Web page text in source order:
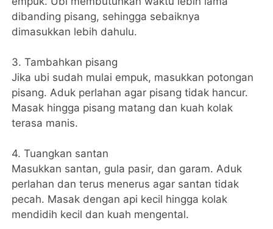
dibanding pisang, sehingga sebaiknya
dimasukkan lebih dahulu.
3. Tambahkan pisang
Jika ubi sudah mulai empuk, masukkan potongan
pisang. Aduk perlahan agar pisang tidak hancur.
Masak hingga pisang matang dan kuah kolak
terasa manis.
4. Tuangkan santan
Masukkan santan, gula pasir, dan garam. Aduk
perlahan dan terus menerus agar santan tidak
pecah. Masak dengan api kecil hingga kolak
mendidih kecil dan kuah mengental.